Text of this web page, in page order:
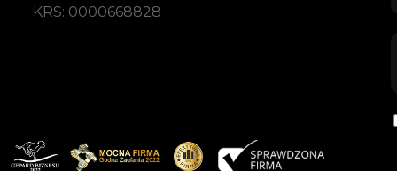
KRS: 0000668828